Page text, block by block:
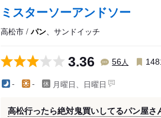
沖松島駅
琴電屋島駅
八栗駅
原駅（高松）
木太東口駅
水田駅
ミスターソーアンドソー
高松市 / パン、サンドイッチ
3.36 56人
- - 月曜日、日曜日
高松行ったら絶対鬼買いしてるパン屋さ